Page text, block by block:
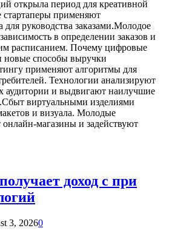
открыла период для креативной
стартаперы применяют
руководства заказами.Молодое
в определении заказов и
расписанием. Почему цифровые
новые способы выручки
применяют алгоритмы для
Технологии анализируют
аудитории и выдвигают наилучшие
виртуальными изделиями
и визуала. Молодые
магазины и задействуют
доход с при
3, 20260